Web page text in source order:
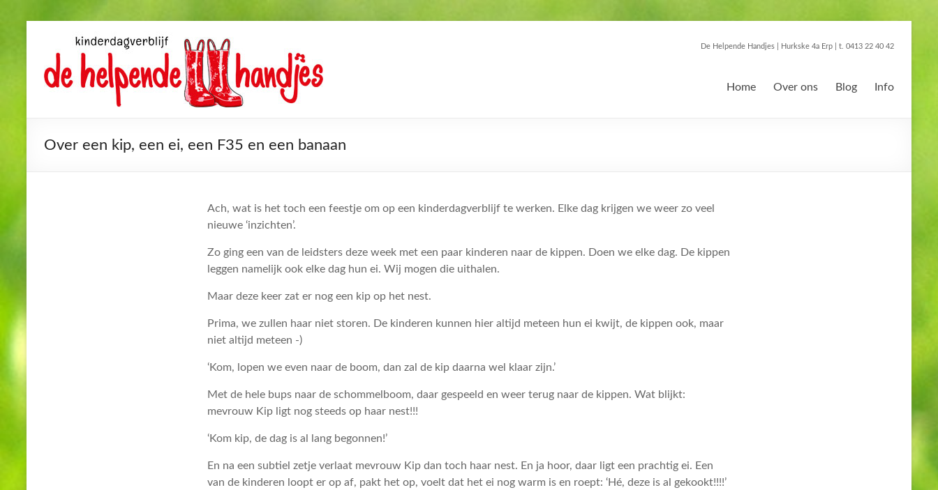
De Helpende Handjes | Hurkske 4a Erp | t. 0413 22 40 42
Home Over ons Blog Info
Over een kip, een ei, een F35 en een banaan
Ach, wat is het toch een feestje om op een kinderdagverblijf te werken. Elke dag krijgen we weer zo veel
nieuwe ‘inzichten’.
Zo ging een van de leidsters deze week met een paar kinderen naar de kippen. Doen we elke dag. De kippen
leggen namelijk ook elke dag hun ei. Wij mogen die uithalen.
Maar deze keer zat er nog een kip op het nest.
Prima, we zullen haar niet storen. De kinderen kunnen hier altijd meteen hun ei kwijt, de kippen ook, maar
niet altijd meteen -)
‘Kom, lopen we even naar de boom, dan zal de kip daarna wel klaar zijn.’
Met de hele bups naar de schommelboom, daar gespeeld en weer terug naar de kippen. Wat blijkt:
mevrouw Kip ligt nog steeds op haar nest!!!
‘Kom kip, de dag is al lang begonnen!’
En na een subtiel zetje verlaat mevrouw Kip dan toch haar nest. En ja hoor, daar ligt een prachtig ei. Een
van de kinderen loopt er op af, pakt het op, voelt dat het ei nog warm is en roept: ‘Hé, deze is al gekookt!!!!’